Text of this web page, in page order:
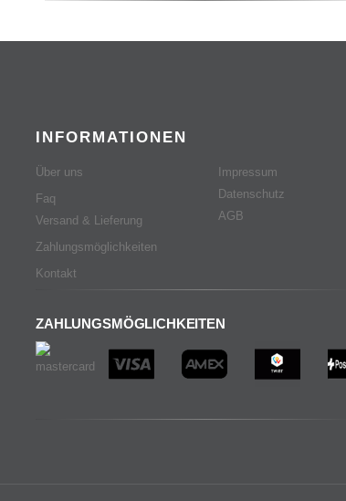
INFORMATIONEN
Über uns
Faq
Versand & Lieferung
Zahlungsmöglichkeiten
Kontakt
Impressum
Datenschutz
AGB
ZAHLUNGSMÖGLICHKEITEN